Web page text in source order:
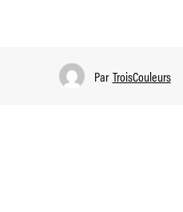
Par TroisCouleurs